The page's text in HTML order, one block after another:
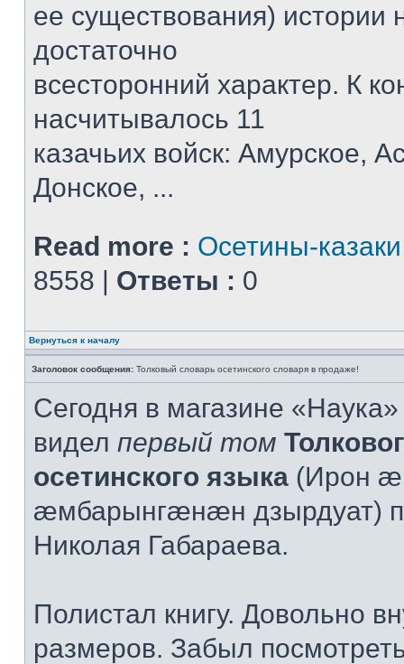
ее существования) истории
достаточно
всесторонний характер. К
насчитывалось 11
казачьих войск: Амурское,
Донское, ...
Read more : Осетины-казаки
8558 | Ответы : 0
Вернуться к началу
Заголовок сообщения: Толковый словарь осетинского словаря в продаже!
Сегодня в магазине «Наука»
видел первый том
осетинского языка (Ирон
æмбарынгæнæн дзырдуат)
Николая Габараева.
Полистал книгу. Довольно
размеров. Забыл